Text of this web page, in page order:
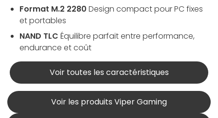
Format M.2 2280 Design compact pour PC fixes
et portables
NAND TLC Équilibre parfait entre performance,
endurance et coût
Voir toutes les caractéristiques
Voir les produits Viper Gaming